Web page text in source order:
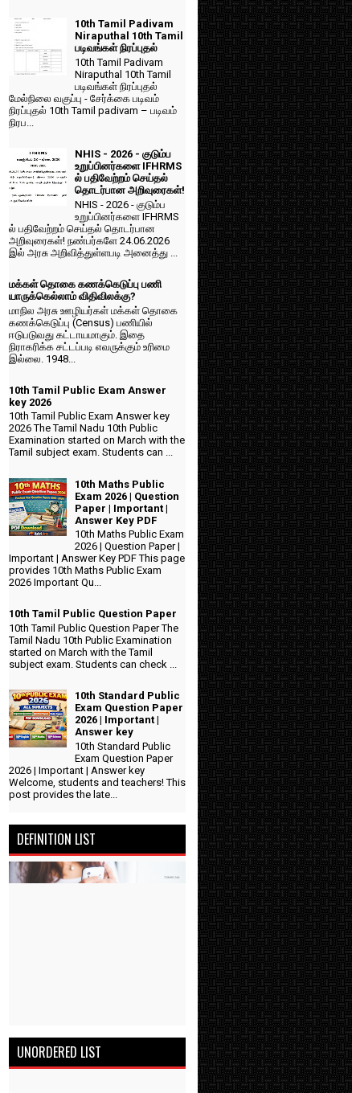
10th Tamil Padivam
Niraputhal 10th Tamil
படிவங்கள் நிரப்புதல்
10th Tamil Padivam
Niraputhal 10th Tamil
படிவங்கள் நிரப்புதல்
மேல்நிலை வகுப்பு - சேர்க்கை படிவம்
நிரப்புதல் 10th Tamil padivam – படிவம்
நிரப...
NHIS - 2026 - குடும்ப
உறுப்பினர்களை IFHRMS
ல் பதிவேற்றம் செய்தல்
தொடர்பான அறிவுரைகள்!
NHIS - 2026 - குடும்ப
உறுப்பினர்களை IFHRMS
ல் பதிவேற்றம் செய்தல் தொடர்பான
அறிவுரைகள்! நண்பர்களே 24.06.2026
இல் அரசு அறிவித்துள்ளபடி அனைத்து ...
மக்கள் தொகை கணக்கெடுப்பு பணி
யாருக்கெல்லாம் விதிவிலக்கு?
மாநில அரசு ஊழியர்கள் மக்கள் தொகை
கணக்கெடுப்பு (Census) பணியில்
ஈடுபடுவது கட்டாயமாகும். இதை
நிராகரிக்க சட்டப்படி எவருக்கும் உரிமை
இல்லை. 1948...
10th Tamil Public Exam Answer
key 2026
10th Tamil Public Exam Answer key
2026 The Tamil Nadu 10th Public
Examination started on March with the
Tamil subject exam. Students can ...
10th Maths Public
Exam 2026 | Question
Paper | Important |
Answer Key PDF
10th Maths Public Exam
2026 | Question Paper |
Important | Answer Key PDF This page
provides 10th Maths Public Exam
2026 Important Qu...
10th Tamil Public Question Paper
10th Tamil Public Question Paper The
Tamil Nadu 10th Public Examination
started on March with the Tamil
subject exam. Students can check ...
10th Standard Public
Exam Question Paper
2026 | Important |
Answer key
10th Standard Public
Exam Question Paper
2026 | Important | Answer key
Welcome, students and teachers! This
post provides the late...
DEFINITION LIST
UNORDERED LIST